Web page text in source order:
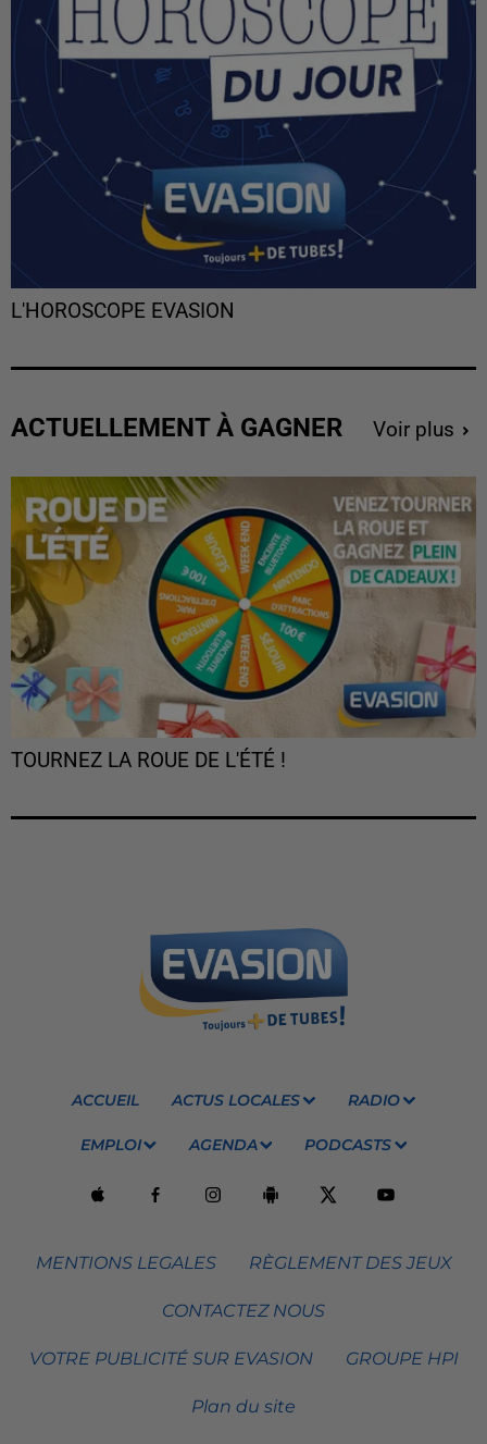
L'HOROSCOPE EVASION
ACTUELLEMENT À GAGNER Voir plus
TOURNEZ LA ROUE DE L'ÉTÉ !
ACCUEIL ACTUS LOCALES RADIO
EMPLOI AGENDA PODCASTS
MENTIONS LEGALES RÈGLEMENT DES JEUX
CONTACTEZ NOUS
VOTRE PUBLICITÉ SUR EVASION GROUPE HPI
Plan du site